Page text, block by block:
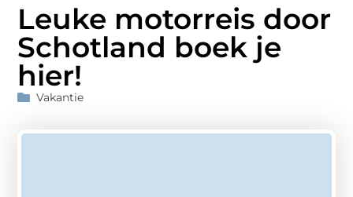
Leuke motorreis door
Schotland boek je
hier!
Vakantie